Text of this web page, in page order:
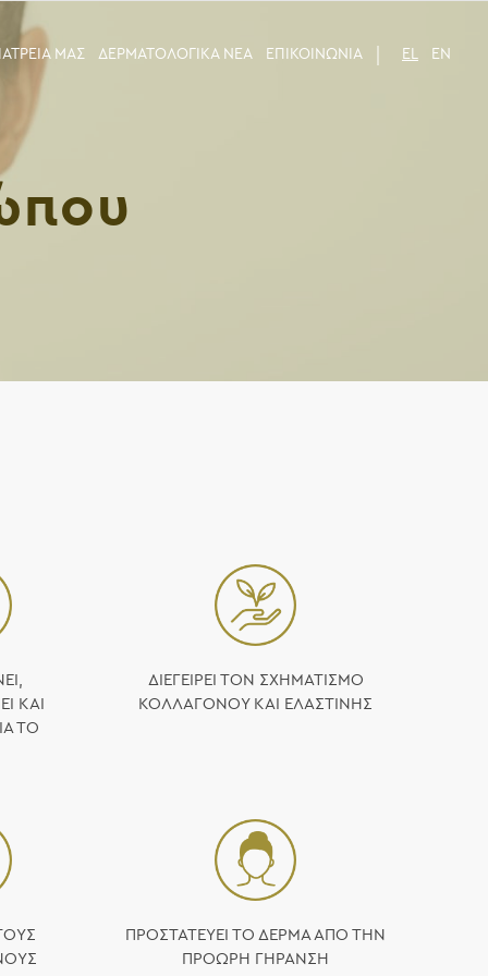
ΜΑΣ ΔΕΡΜΑΤΟΛΟΓΙΚΑ ΝΕΑ ΕΠΙΚΟΙΝΩΝΙΑ EL EN
ΚΑΙ
ΤΟ
ΔΙΕΓΕΊΡΕΙ ΤΟΝ ΣΧΗΜΑΤΙΣΜΌ
ΚΟΛΛΑΓΌΝΟΥ ΚΑΙ ΕΛΑΣΤΊΝΗΣ
ΠΡΟΣΤΑΤΕΎΕΙ ΤΟ ΔΈΡΜΑ ΑΠΌ ΤΗΝ
ΠΡΌΩΡΗ ΓΉΡΑΝΣΗ